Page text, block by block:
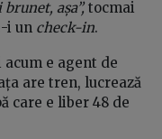
așa”, tocmai
i un check-in.
e agent de
are tren, lucrează
care e liber 48 de